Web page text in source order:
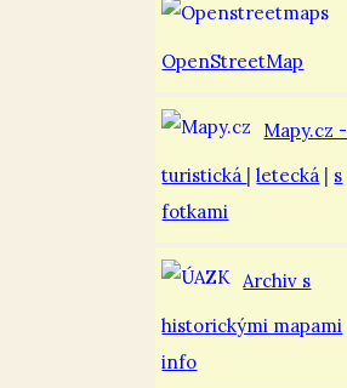
OpenStreetMap
Mapy.cz -
turistická |letecká | s
fotkami
Archiv s
historickými mapami
info